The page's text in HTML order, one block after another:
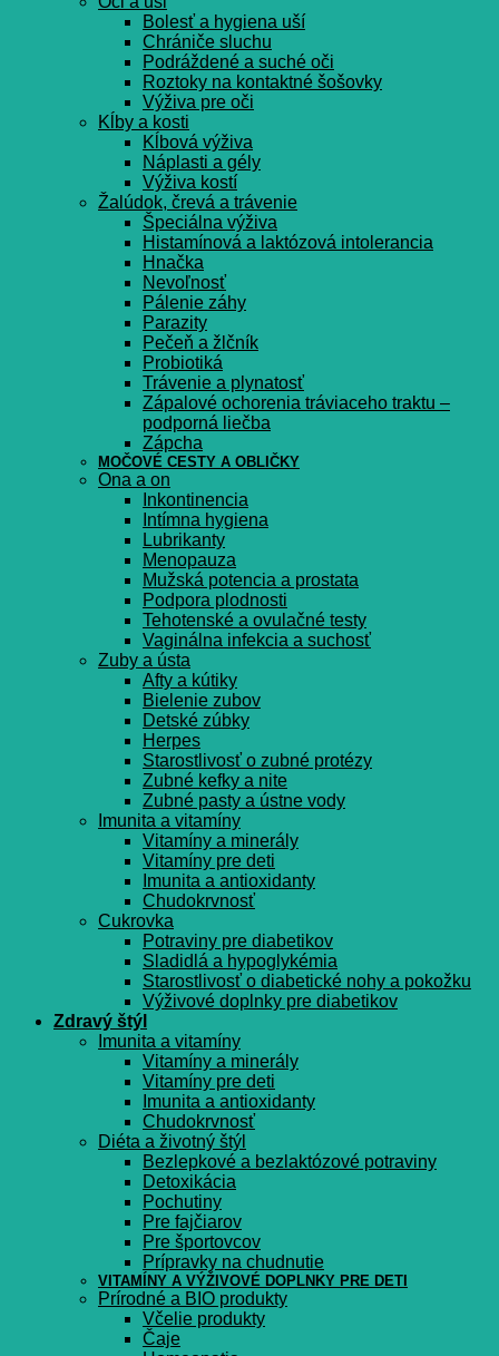
Bolesť a hygiena uší
Chrániče sluchu
Podráždené a suché oči
Roztoky na kontaktné šošovky
Výživa pre oči
Kĺby a kosti
Kĺbová výživa
Náplasti a gély
Výživa kostí
Žalúdok, črevá a trávenie
Špeciálna výživa
Histamínová a laktózová intolerancia
Hnačka
Nevoľnosť
Pálenie záhy
Parazity
Pečeň a žlčník
Probiotiká
Trávenie a plynatosť
Zápalové ochorenia tráviaceho traktu –
podporná liečba
Zápcha
MOČOVÉ CESTY A OBLIČKY
Ona a on
Inkontinencia
Intímna hygiena
Lubrikanty
Menopauza
Mužská potencia a prostata
Podpora plodnosti
Tehotenské a ovulačné testy
Vaginálna infekcia a suchosť
Zuby a ústa
Afty a kútiky
Bielenie zubov
Detské zúbky
Herpes
Starostlivosť o zubné protézy
Zubné kefky a nite
Zubné pasty a ústne vody
Imunita a vitamíny
Vitamíny a minerály
Vitamíny pre deti
Imunita a antioxidanty
Chudokrvnosť
Cukrovka
Potraviny pre diabetikov
Sladidlá a hypoglykémia
Starostlivosť o diabetické nohy a pokožku
Výživové doplnky pre diabetikov
Zdravý štýl
Imunita a vitamíny
Vitamíny a minerály
Vitamíny pre deti
Imunita a antioxidanty
Chudokrvnosť
Diéta a životný štýl
Bezlepkové a bezlaktózové potraviny
Detoxikácia
Pochutiny
Pre fajčiarov
Pre športovcov
Prípravky na chudnutie
VITAMÍNY A VÝŽIVOVÉ DOPLNKY PRE DETI
Prírodné a BIO produkty
Včelie produkty
Čaje